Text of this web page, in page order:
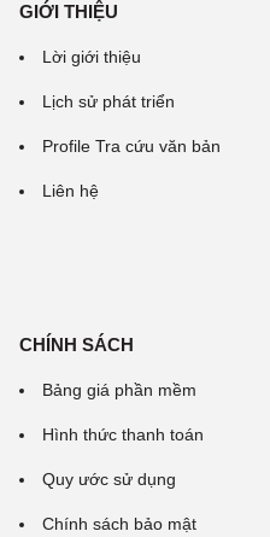
GIỚI THIỆU
Lời giới thiệu
Lịch sử phát triển
Profile Tra cứu văn bản
Liên hệ
CHÍNH SÁCH
Bảng giá phần mềm
Hình thức thanh toán
Quy ước sử dụng
Chính sách bảo mật